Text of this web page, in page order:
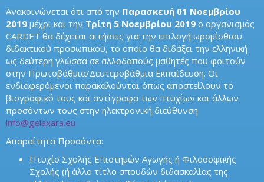
Ανακοινώνεται ότι από την Παρασκευή 01 Νοεμβρίου
2019 μέχρι και την Τρίτη 5 Νοεμβρίου 2019 ο οργανισμός
CARDET θα δέχεται αιτήσεις για την επιλογή ωρομίσθιου
διδακτικού προσωπικού, το οποίο θα διδάξει την ελληνική
ως δεύτερη γλώσσα σε αλλοδαπούς μαθητές που φοιτούν
στην Πρωτοβάθμια/Δευτεροβάθμια Εκπαίδευση. Οι
ενδιαφερόμενοι παρακαλούνται όπως αποστείλουν το
βιογραφικό τους και αντίγραφα των πτυχίων και άλλων
προσόντων τους στην ηλεκτρονική διεύθυνση
info@geiaxara.eu
Απαραίτητα Προσόντα:
Πτυχίο Σχολής Επιστημών Αγωγής ή Φιλοσοφικής
Σχολής (ή άλλο τίτλο σπουδών διδασκαλίας της